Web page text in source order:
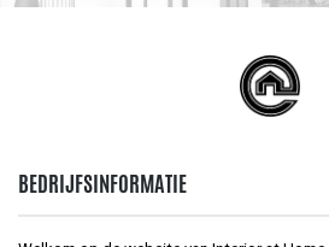
BEDRIJFSINFORMATIE